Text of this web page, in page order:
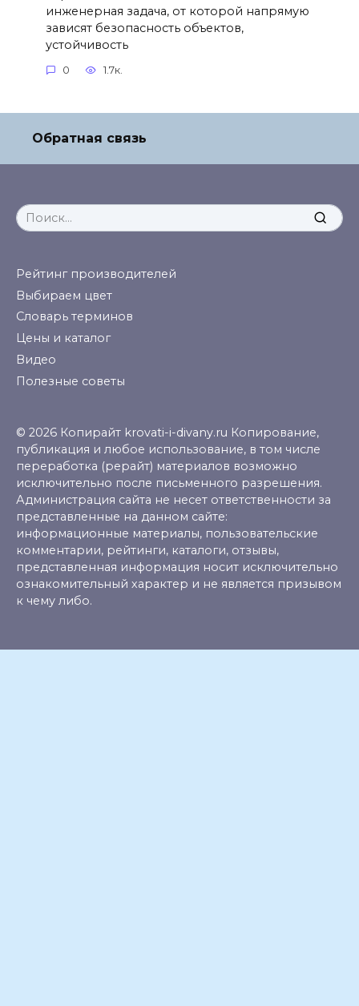
инженерная задача, от которой напрямую
зависят безопасность объектов,
устойчивость
0 1.7к.
Обратная связь
Search
for:
Рейтинг производителей
Выбираем цвет
Словарь терминов
Цены и каталог
Видео
Полезные советы
© 2026 Копирайт krovati-i-divany.ru Копирование,
публикация и любое использование, в том числе
переработка (рерайт) материалов возможно
исключительно после письменного разрешения.
Администрация сайта не несет ответственности за
представленные на данном сайте:
информационные материалы, пользовательские
комментарии, рейтинги, каталоги, отзывы,
представленная информация носит исключительно
ознакомительный характер и не является призывом
к чему либо.